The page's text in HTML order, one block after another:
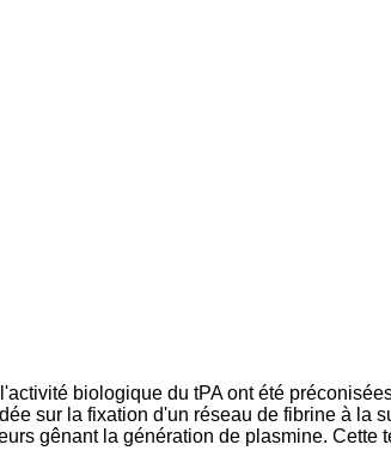
biologique du tPA ont été
sur la fixation d'un réseau de fibrine à la
gênant la génération de plasmine. Cette